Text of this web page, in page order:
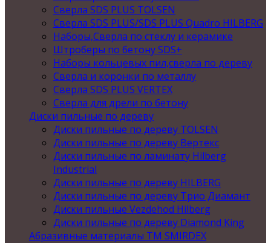
Сверла SDS PLUS TOLSEN
Сверла SDS PLUS/SDS PLUS Quadro HILBERG
Наборы,Сверла по стеклу и керамике
Штроберы по бетону SDS+
Наборы кольцевых пил,сверла по дереву
Сверла и коронки по металлу
Сверла SDS PLUS VERTEX
Сверла для дрели по бетону
Диски пильные по дереву
Диски пильные по дереву TOLSEN
Диски пильные по дереву Вертекс
Диски пильные по ламинату Hilberg
Industrial
Диски пильные по дереву HILBERG
Диски пильные по дереву Трио Диамант
Диски пильные Vezdehod Hilberg
Диски пильные по дереву Diamond King
Абразивные материалы ТМ SMIRDEX